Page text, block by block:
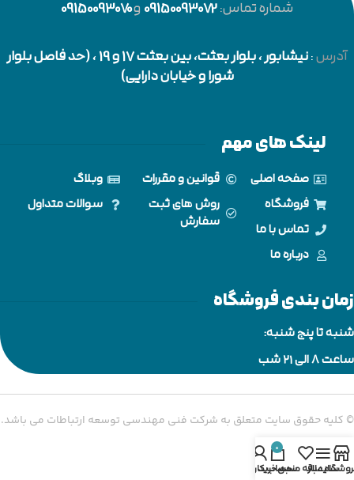
شماره تماس:09150093072و09150093070
آدرس:نیشابور
، بلوار بعثت، بین بعثت 17 و 19 ، (حد فاصل بلوار
شورا و خیابان دارایی)
لینک های مهم
صفحه اصلی
فروشگاه
تماس با ما
درباره ما
قوانین و مقررات
روش های ثبت
سفارش
وبلاگ
سوالات متداول
زمان بندی فروشگاه
شنبه تا پنج شنبه:
ساعت 8 الی ۲۱ شب
© کلیه حقوق سایت متعلق به شرکت فنی مهندسی توسعه ارتباطات می باشد.
سایدبارعلاقه مندی
0
سبد خرید
حساب کاربری من